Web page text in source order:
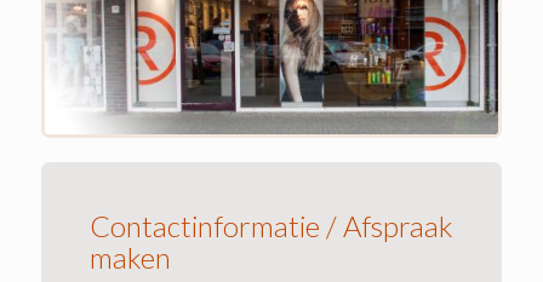
Contactinformatie / Afspraak
maken